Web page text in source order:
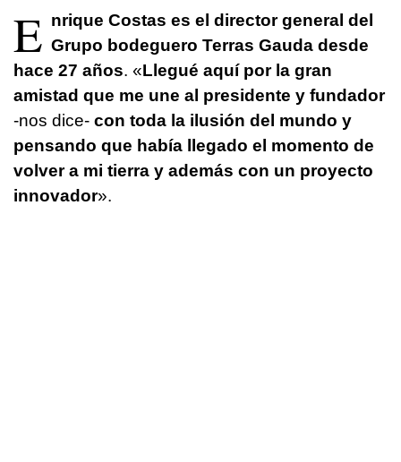
E nrique Costas es el director general del
Grupo bodeguero Terras Gauda desde
hace 27 años. «Llegué aquí por la gran
amistad que me une al presidente y fundador
-nos dice- con toda la ilusión del mundo y
pensando que había llegado el momento de
volver a mi tierra y además con un proyecto
innovador».